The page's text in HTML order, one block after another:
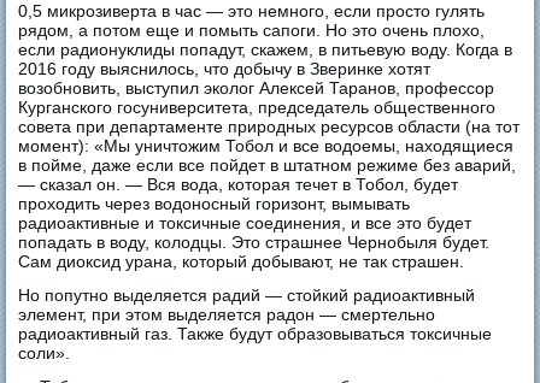
0,5 микрозиверта в час — это немного, если просто гулять
рядом, а потом еще и помыть сапоги. Но это очень плохо,
если радионуклиды попадут, скажем, в питьевую воду. Когда в
2016 году выяснилось, что добычу в Зверинке хотят
возобновить, выступил эколог Алексей Таранов, профессор
Курганского госуниверситета, председатель общественного
совета при департаменте природных ресурсов области (на тот
момент): «Мы уничтожим Тобол и все водоемы, находящиеся
в пойме, даже если все пойдет в штатном режиме без аварий,
— сказал он. — Вся вода, которая течет в Тобол, будет
проходить через водоносный горизонт, вымывать
радиоактивные и токсичные соединения, и все это будет
попадать в воду, колодцы. Это страшнее Чернобыля будет.
Сам диоксид урана, который добывают, не так страшен.
Но попутно выделяется радий — стойкий радиоактивный
элемент, при этом выделяется радон — смертельно
радиоактивный газ. Также будут образовываться токсичные
соли».